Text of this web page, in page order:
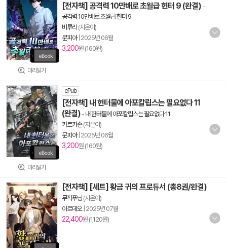
미리읽기
[전자책] 공격력 10만배로 초월급 헌터 9 (완결) -
공격력 10만배로 초월급 헌터 9
비루리 (지은이)
문피아| 2025년 06월
3,200원 (160원)
미리읽기
ePub
[전자책] 내 헌터물에 아포칼립스는 필요없다 11
(완결) - 내 헌터물에 아포칼립스는 필요없다 11
카르카손(지은이)
문피아| 2025년 06월
3,200원 (160원)
[전자책] [세트] 황금 귀의 프로듀서 (총8권/완결)
무적푸딩 (지은이)
아르데오| 2025년 07월
22,400원 (1,120원)